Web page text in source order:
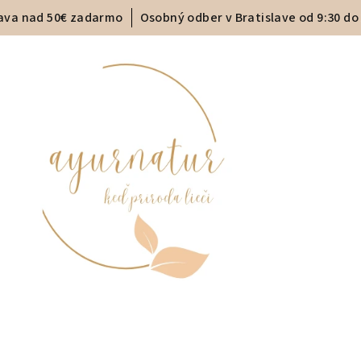
nad 50€ zadarmo Osobný odber v Bratislave od 9:30 do